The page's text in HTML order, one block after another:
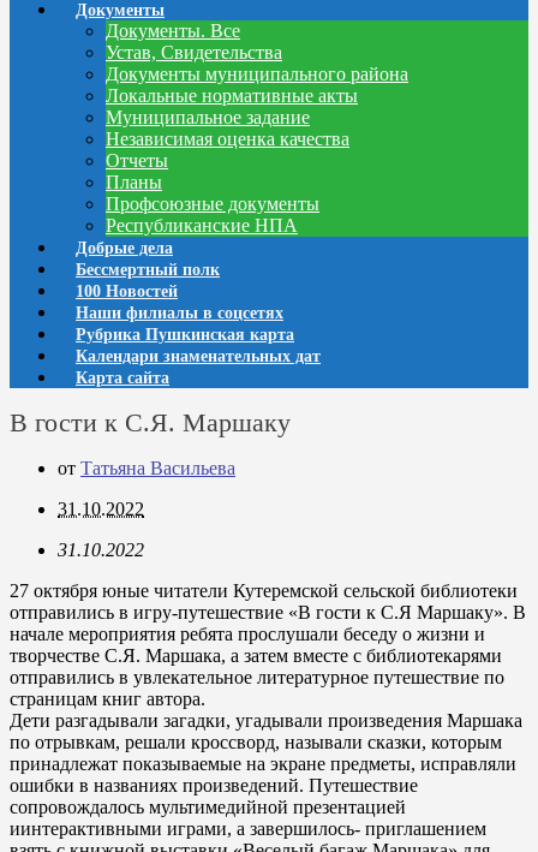
Документы
Документы. Все
Устав, Свидетельства
Документы муниципального района
Локальные нормативные акты
Муниципальное задание
Независимая оценка качества
Отчеты
Планы
Профсоюзные документы
Республиканские НПА
Добрые дела
Бессмертный полк
100 Новостей
Наши филиалы в соцсетях
Рубрика Пушкинская карта
Календари знаменательных дат
Карта сайта
В гости к С.Я. Маршаку
от Татьяна Васильева
31.10.2022
31.10.2022
27 октября юные читатели Кутеремской сельской библиотеки
отправились в игру-путешествие «В гости к С.Я Маршаку». В
начале мероприятия ребята прослушали беседу о жизни и
творчестве С.Я. Маршака, а затем вместе с библиотекарями
отправились в увлекательное литературное путешествие по
страницам книг автора.
Дети разгадывали загадки, угадывали произведения Маршака
по отрывкам, решали кроссворд, называли сказки, которым
принадлежат показываемые на экране предметы, исправляли
ошибки в названиях произведений. Путешествие
сопровождалось мультимедийной презентацией
иинтерактивными играми, а завершилось- приглашением